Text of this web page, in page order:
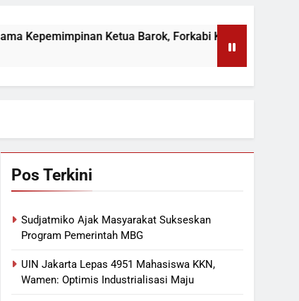
Ketua Barok, Forkabi Kota Depok Semakin
Pos Terkini
Sudjatmiko Ajak Masyarakat Sukseskan
Program Pemerintah MBG
UIN Jakarta Lepas 4951 Mahasiswa KKN,
Wamen: Optimis Industrialisasi Maju